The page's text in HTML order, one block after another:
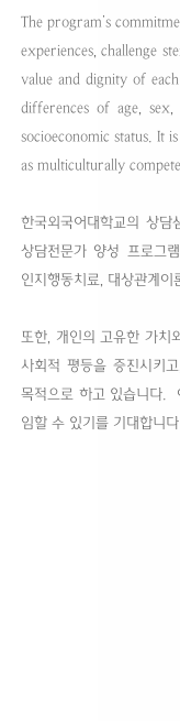
The program’s
experiences, challenge
value and dignity of
differences of age, sex,
socioeconomic status. It
as multiculturally
한국외국어대학교의 상
상담전문가 양성 프로그
인지행동치료, 대상관계
또한, 개인의 고유한 가치
사회적 평등을 증진시키
목적으로 하고 있습니다.
임할 수 있기를 기대합니